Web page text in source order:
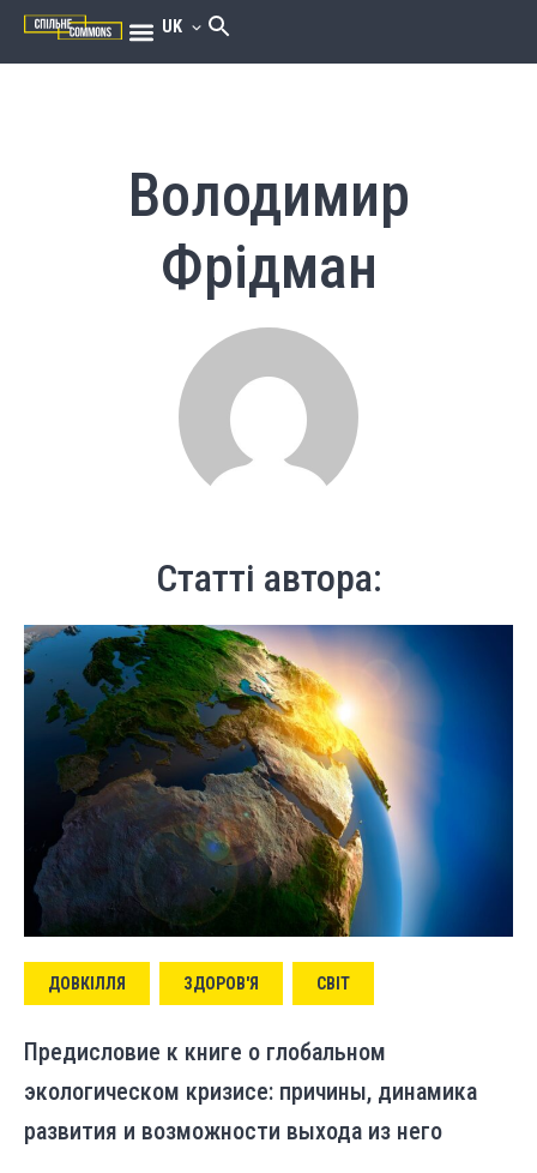
UK
Володимир
Фрідман
Статті автора:
ДОВКІЛЛЯ ЗДОРОВ'Я СВІТ
Предисловие к книге о глобальном
экологическом кризисе: причины, динамика
развития и возможности выхода из него